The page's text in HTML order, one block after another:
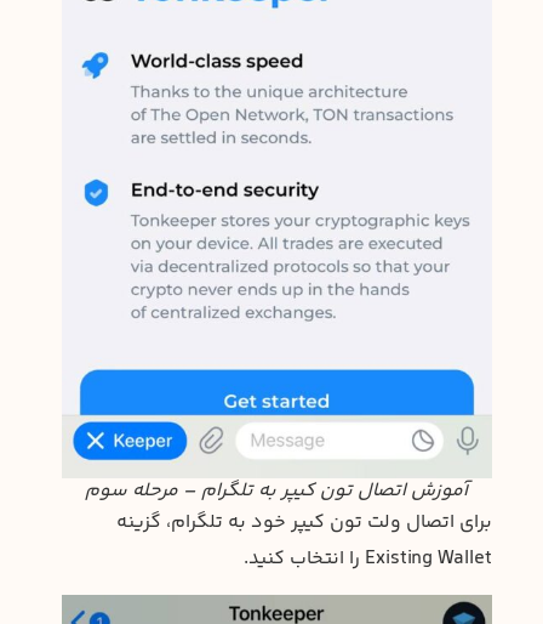
آموزش اتصال تون کیپر به تلگرام – مرحله سوم
برای اتصال ولت تون کیپر خود به تلگرام، گزینه
Existing Wallet را انتخاب کنید.